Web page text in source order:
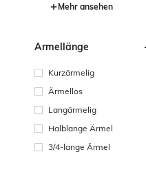
Mehr ansehen
Ärmellänge
Kurzärmelig
Ärmellos
Langärmelig
Halblange Ärmel
3/4-lange Ärmel